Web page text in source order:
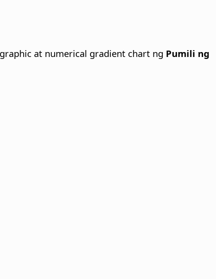
at numerical gradient chart ng Pumili ng